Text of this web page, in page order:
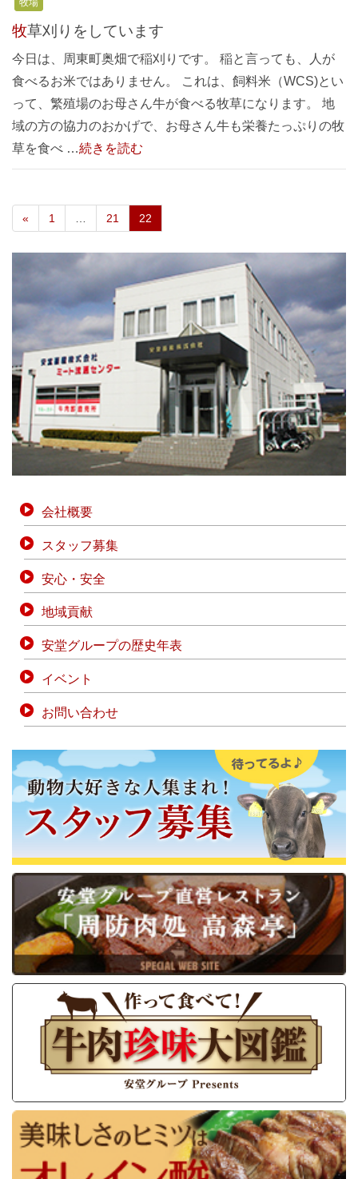
牧場
牧草刈りをしています
今日は、周東町奥畑で稲刈りです。 稲と言っても、人が
食べるお米ではありません。 これは、飼料米（WCS)とい
って、繁殖場のお母さん牛が食べる牧草になります。 地
域の方の協力のおかげで、お母さん牛も栄養たっぷりの牧
草を食べ …続きを読む
« 1 21 22
会社概要
スタッフ募集
安心・安全
地域貢献
安堂グループの歴史年表
イベント
お問い合わせ